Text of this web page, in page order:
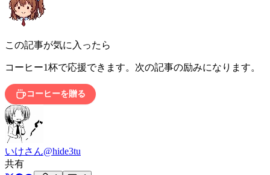
この記事が気に入ったら
コーヒー1杯で応援できます。次の記事の励みになります。
コーヒーを贈る
いけさん@hide3tu
共有